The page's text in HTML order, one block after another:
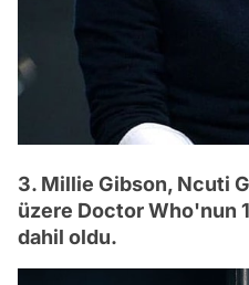
3. Millie Gibson, Ncuti
üzere Doctor Who'nun
dahil oldu.